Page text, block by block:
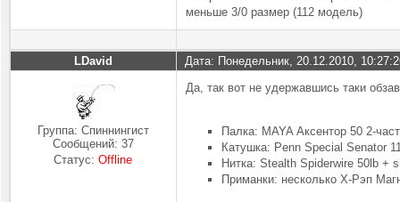
меньше 3/0 размер (112 модель)
LDavid Дата: Понедельник, 20.12.2010,
Группа: Спиннингист
Сообщений: 37
Статус:Offline
Да, так вот не удержавшись таки
Палка: MAYA Аксентор 50 2-
Катушка: Penn Special Senator
Нитка: Stealth Spiderwire 50lb +
Приманки: несколько Х-Рэп